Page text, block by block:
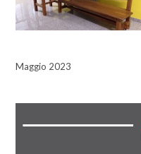
Maggio 2023